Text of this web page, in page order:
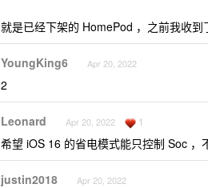
就是已经下架的 HomePod ，之前我收到
YoungKing6 Apr 20, 2022
2
Leonard Apr 20, 2022 1
希望 iOS 16 的省电模式能只控制 Soc
justin2018 Apr 20, 2022